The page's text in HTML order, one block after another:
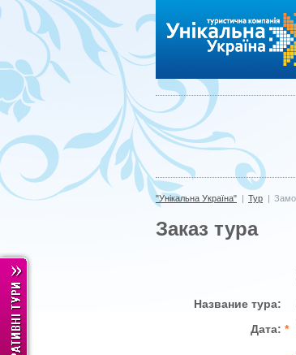
"Унікальна Україна" | Тур |
Заказ тура
Название тура:
Дата: *